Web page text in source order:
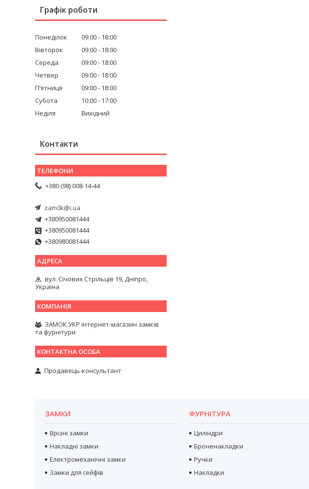
Графік роботи
Понеділок 09:00
18:00
Вівторок
09:00
18:00
Середа
09:00
18:00
Четвер
09:00
18:00
Пʼятниця
09:00
18:00
Субота
10:00
17:00
Неділя
Вихідний
Контакти
+380 (98) 008-14-44
zam0k@i.ua
+380950081444
+380950081444
+380980081444
вул. Січових Стрільців 19, Дніпро,
Україна
ЗАМОК.УКР інтернет-магазин замків
та фурнітури
Продавець-консультант
ЗАМКИ
Врізні замки
Накладні замки
Електромеханічні замки
Замки для сейфів
ФУРНІТУРА
Циліндри
Броненакладки
Ручки
Накладки